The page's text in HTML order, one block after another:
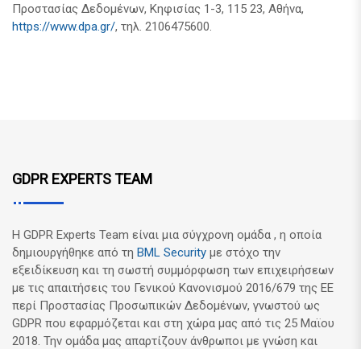
Προστασίας Δεδομένων, Κηφισίας 1-3, 115 23, Αθήνα,
https://www.dpa.gr/, τηλ. 2106475600.
GDPR EXPERTS TEAM
Η GDPR Experts Team είναι μια σύγχρονη ομάδα , η οποία
δημιουργήθηκε από τη BML Security με στόχο την
εξειδίκευση και τη σωστή συμμόρφωση των επιχειρήσεων
με τις απαιτήσεις του Γενικού Κανονισμού 2016/679 της ΕΕ
περί Προστασίας Προσωπικών Δεδομένων, γνωστού ως
GDPR που εφαρμόζεται και στη χώρα μας από τις 25 Μαϊου
2018. Την ομάδα μας απαρτίζουν άνθρωποι με γνώση και